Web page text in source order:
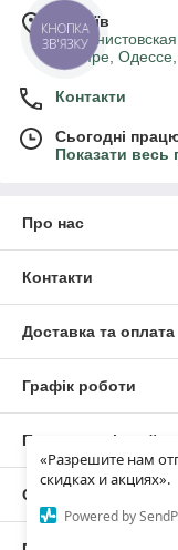
«Разрешите нам
скидках и акциях».
Powered by
м. Київ
Днепре,
Контакти
Сьогодні
Показати весь
Про нас
Контакти
Доставка та оплата
Графік роботи
Повна версія сайту
Сайт створено на
КНОПКА
ЗВ'ЯЗКУ